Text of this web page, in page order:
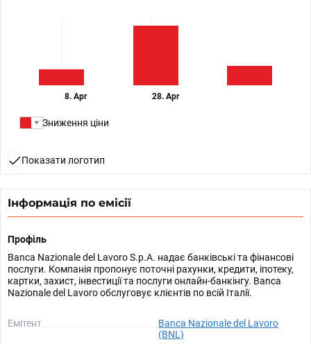
8. Apr 28. Apr
Зниження ціни
Показати логотип
Інформація по емісії
Профіль
Banca Nazionale del Lavoro S.p.A. надає банківські та фінансові
послуги. Компанія пропонує поточні рахунки, кредити, іпотеку,
картки, захист, інвестиції та послуги онлайн-банкінгу. Banca
Nazionale del Lavoro обслуговує клієнтів по всій Італії.
Емітент
Banca Nazionale del Lavoro
(BNL)